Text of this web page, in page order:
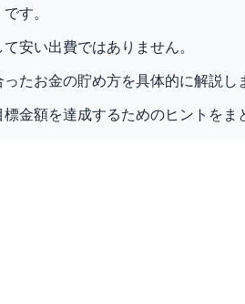
す。
安い出費ではありません。
たお金の貯め方を具体的に解説し
金額を達成するためのヒントをま